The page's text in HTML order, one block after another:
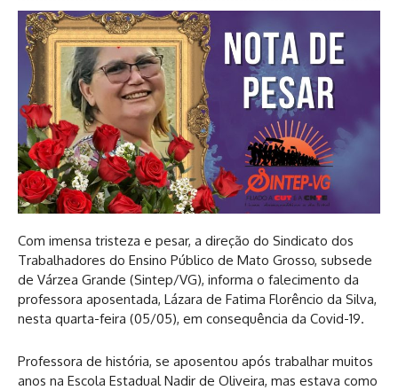
Com imensa tristeza e pesar, a direção do Sindicato dos
Trabalhadores do Ensino Público de Mato Grosso, subsede
de Várzea Grande (Sintep/VG), informa o falecimento da
professora aposentada, Lázara de Fatima Florêncio da Silva,
nesta quarta-feira (05/05), em consequência da Covid-19.
Professora de história, se aposentou após trabalhar muitos
anos na Escola Estadual Nadir de Oliveira, mas estava como